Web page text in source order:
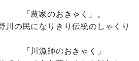
きゃく」。
の民になりきり伝統のしゃくり
おきゃく」